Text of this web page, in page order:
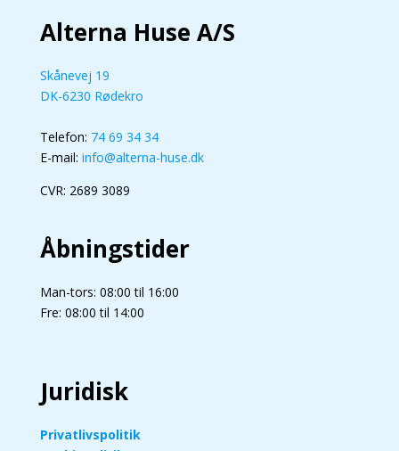
Alterna Huse A/S
Skånevej 19
DK-6230 Rødekro
Telefon: 74 69 34 34
E-mail: info@alterna-huse.dk
CVR: 2689 3089
Åbningstider
Man-tors: 08:00 til 16:00
Fre: 08:00 til 14:00
Juridisk
Privatlivspolitik